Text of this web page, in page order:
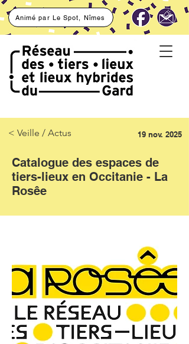
Animé par Le Spot, Nîmes
< Veille / Actus 19 nov. 2025
Catalogue des espaces de
tiers-lieux en Occitanie - La
Rosêe